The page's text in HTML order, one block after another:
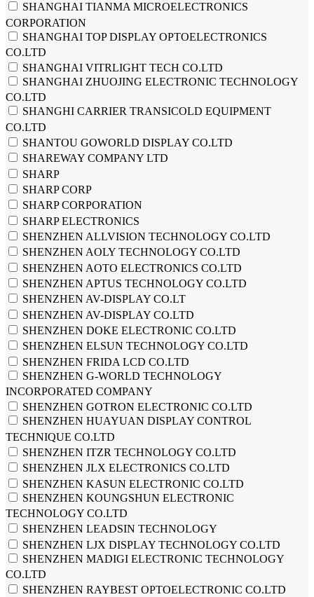
SHANGHAI TIANMA MICROELECTRONICS
CORPORATION
SHANGHAI TOP DISPLAY OPTOELECTRONICS
CO.LTD
SHANGHAI VITRLIGHT TECH CO.LTD
SHANGHAI ZHUOJING ELECTRONIC TECHNOLOGY
CO.LTD
SHANGHI CARRIER TRANSICOLD EQUIPMENT
CO.LTD
SHANTOU GOWORLD DISPLAY CO.LTD
SHAREWAY COMPANY LTD
SHARP
SHARP CORP
SHARP CORPORATION
SHARP ELECTRONICS
SHENZHEN ALLVISION TECHNOLOGY CO.LTD
SHENZHEN AOLY TECHNOLOGY CO.LTD
SHENZHEN AOTO ELECTRONICS CO.LTD
SHENZHEN APTUS TECHNOLOGY СО.LTD
SHENZHEN AV-DISPLAY CO.LT
SHENZHEN AV-DISPLAY CO.LTD
SHENZHEN DOKE ELECTRONIC CO.LTD
SHENZHEN ELSUN TECHNOLOGY CO.LTD
SHENZHEN FRIDA LCD CO.LTD
SHENZHEN G-WORLD TECHNOLOGY
INCORPORATED COMPANY
SHENZHEN GOTRON ELECTRONIC CO.LTD
SHENZHEN HUAYUAN DISPLAY CONTROL
TECHNIQUE CO.LTD
SHENZHEN ITZR TECHNOLOGY CO.LTD
SHENZHEN JLX ELECTRONICS CO.LTD
SHENZHEN KASUN ELECTRONIC CO.LTD
SHENZHEN KOUNGSHUN ELECTRONIC
TECHNOLOGY CO.LTD
SHENZHEN LEADSIN TECHNOLOGY
SHENZHEN LJX DISPLAY TECHNOLOGY CO.LTD
SHENZHEN MADIGI ELECTRONIC TECHNOLOGY
CO.LTD
SHENZHEN RAYBEST OPTOELECTRONIC CO.LTD